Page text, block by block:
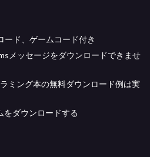
ード、ゲームコード付き
メッセージをダウンロードできませ
ミング本の無料ダウンロード例は実
をダウンロードする